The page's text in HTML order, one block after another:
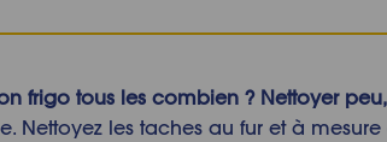
frigo tous les combien?Nettoyer
Nettoyez les taches au fur et à